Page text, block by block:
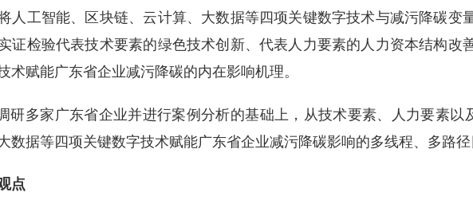
人工智能、区块链、云计算、大数据等四项关键数字技术与减污降碳变
证检验代表技术要素的绿色技术创新、代表人力要素的人力资本结构改
术赋能广东省企业减污降碳的内在影响机理。
多家广东省企业并进行案例分析的基础上，从技术要素、人力要素以
数据等四项关键数字技术赋能广东省企业减污降碳影响的多线程、多路径
点